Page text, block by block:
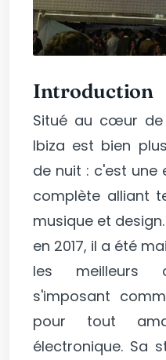
Introduction
Situé au cœur de
Ibiza est bien
de nuit : c'est une
complète alliant
musique et
en 2017, il a été
les meilleurs
s'imposant
pour tout
électronique. Sa